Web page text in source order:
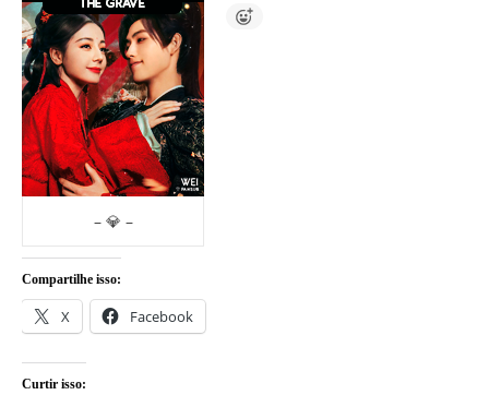
– 💎 –
Compartilhe isso:
X Facebook
Curtir isso: